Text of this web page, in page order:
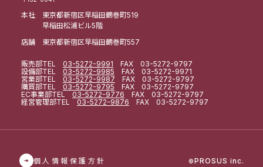
本社 東京都新宿区早稲田鶴巻町519
早稲田松浦ビル5階
店舗 東京都新宿区早稲田鶴巻町557
販売部TEL 03-5272-9991 FAX 03-5272-9797
設備部TEL 03-5272-9985 FAX 03-5272-9971
営業部TEL 03-5272-9987 FAX 03-5272-9797
購買部TEL 03-5272-9795 FAX 03-5272-9797
EC事業部TEL 03-5272-9776 FAX 03-5272-9797
経営管理部TEL 03-5272-9876 FAX 03-5272-9797
個人情報保護方針 ©PROSUS inc.